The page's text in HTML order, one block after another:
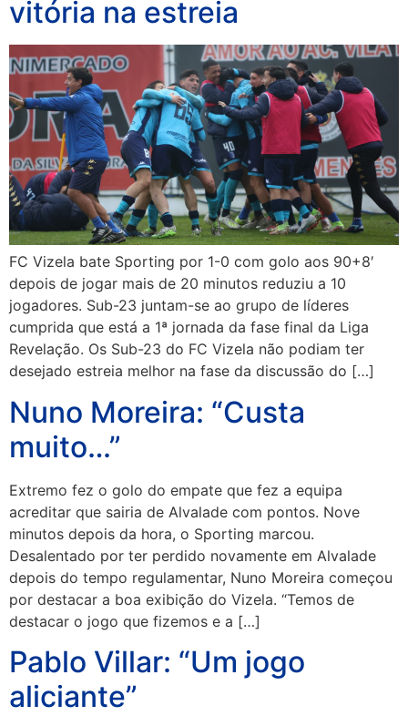
vitória na estreia
FC Vizela bate Sporting por 1-0 com golo aos 90+8′
depois de jogar mais de 20 minutos reduziu a 10
jogadores. Sub-23 juntam-se ao grupo de líderes
cumprida que está a 1ª jornada da fase final da Liga
Revelação. Os Sub-23 do FC Vizela não podiam ter
desejado estreia melhor na fase da discussão do […]
Nuno Moreira: “Custa
muito…”
Extremo fez o golo do empate que fez a equipa
acreditar que sairia de Alvalade com pontos. Nove
minutos depois da hora, o Sporting marcou.
Desalentado por ter perdido novamente em Alvalade
depois do tempo regulamentar, Nuno Moreira começou
por destacar a boa exibição do Vizela. “Temos de
destacar o jogo que fizemos e a […]
Pablo Villar: “Um jogo
aliciante”